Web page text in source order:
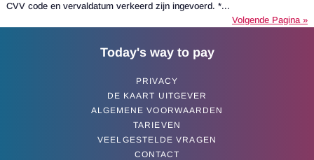
CVV code en vervaldatum verkeerd zijn ingevoerd. *...
Volgende Pagina »
Today's way to pay
PRIVACY
DE KAART UITGEVER
ALGEMENE VOORWAARDEN
TARIEVEN
VEELGESTELDE VRAGEN
CONTACT